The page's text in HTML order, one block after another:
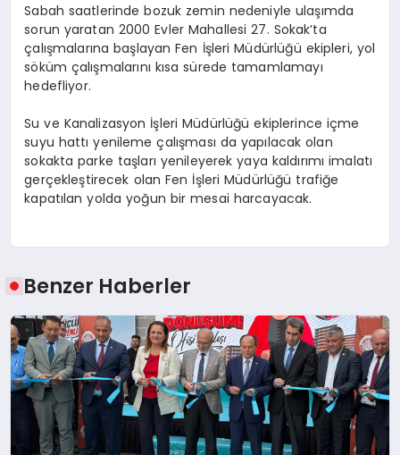
TEKNOLOJI
Sabah saatlerinde bozuk zemin nedeniyle ulaşımda
sorun yaratan 2000 Evler Mahallesi 27. Sokak’ta
çalışmalarına başlayan Fen İşleri Müdürlüğü ekipleri, yol
söküm çalışmalarını kısa sürede tamamlamayı
hedefliyor.
Su ve Kanalizasyon İşleri Müdürlüğü ekiplerince içme
suyu hattı yenileme çalışması da yapılacak olan
sokakta parke taşları yenileyerek yaya kaldırımı imalatı
gerçekleştirecek olan Fen İşleri Müdürlüğü trafiğe
kapatılan yolda yoğun bir mesai harcayacak.
Benzer Haberler